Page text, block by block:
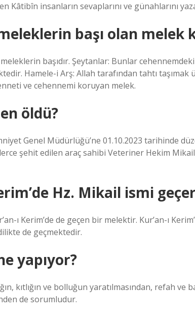
Kâtibîn insanların sevaplarını ve günahlarını
başı olan melek
meleklerin başıdır. Şeytanlar: Bunlar
Hamele-i Arş: Allah tarafından tahtı
ve cehennemi koruyan melek.
öldü?
Genel Müdürlüğü’ne 01.10.2023 tarihinde
şehit edilen araç sahibi Veteriner Hekim
Hz. Mikail ismi
ı Kerim’de de geçen bir melektir. Kur’an-ı
de geçmektedir.
yapıyor?
kıtlığın ve bolluğun yaratılmasından, refah
de sorumludur.